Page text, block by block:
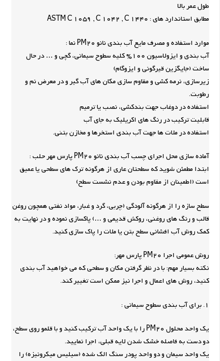
طول عمر بالا
مطابق استاندارد های : ASTM C 1059 , C 1042 , C 1440
موارد استفاده و مصرف مایع آب بندی نانو PM20 نما :
آب بندی و ایزولاسیون 100% کلیه سطوح سیمانی، گچی و … در حال
ساخت (جایگزین قیرگونی و ایزوگام)
زیرسازی، نرمه کشی و مقاوم سازی مکان های آب گیر و در معرض نم و
رطوبت.
استفاده در دوغاب جهت بندکشی، نصب یا ترمیم
قابلیت ترکیب در رنگ های اکریلیک به جای آب
استفاده در ملات ها جهت آب بندی استخرها و مخازن بتنی.
آماده سازی محل اجرای چسب آب بندی نانو PM20 پارس مهر حلب :
ابتدا مطمئن شوید که سطحتان عاری از هرگونه ترک های سطحی یا عمیق
است (اطمینان از مقاوم بودن و عدم نشست سطح)
سطح سازه را از هرگونه آلودگی (چربی، گرد و غبار، مواد نفتی همچون روغن
قالب و رنگ های روغنی، روکش قدیمی و …) پاکسازی نموده و در نهایت به
کمک روش آب افشانی سطح بتن یا ملات را پاک سازی کنید.
روش عمومی اجرا PM20 پارس مهر:
نکته بسیار مهم: با در نظر گرفتن مکان و سطحی که می خواهید آب بندی
کنید، روش های اعمال و اجرا نیز ممکن است تغییر کند.
1. برای آب بندی سطوح سیمانی :
یک واحد محلول PM20 را با یک واحد آب ترکیب کنید و با قلمو روی سطح،
دو دست به فاصله خشک شدن لایه قبلی، اجرا نمایید.
یک واحد سیمان و دو واحد پودر سنگ الک شده (سیلیس میکرونیزه) را